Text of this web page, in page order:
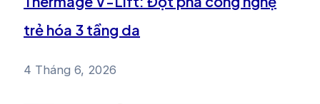
trẻ hóa 3 tầng da
4 Tháng 6, 2026